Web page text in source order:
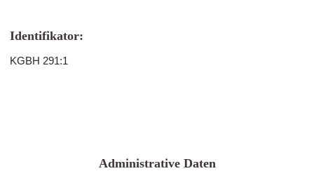
Identifikator:
KGBH 291:1
Administrative Daten